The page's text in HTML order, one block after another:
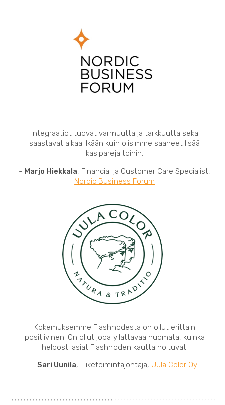
Integraatiot tuovat varmuutta ja tarkkuutta sekä
säästävät aikaa. Ikään kuin olisimme saaneet lisää
käsipareja töihin.
- Marjo Hiekkala, Financial ja Customer Care Specialist,
Nordic Business Forum
Kokemuksemme Flashnodesta on ollut erittäin
positiivinen. On ollut jopa yllättävää huomata, kuinka
helposti asiat Flashnoden kautta hoituvat!
-Sari Uunila, Liiketoimintajohtaja, Uula Color Oy